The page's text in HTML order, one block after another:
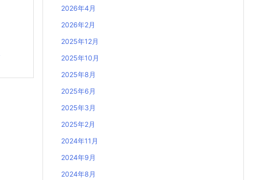
2026年4月
2026年2月
2025年12月
2025年10月
2025年8月
2025年6月
2025年3月
2025年2月
2024年11月
2024年9月
2024年8月